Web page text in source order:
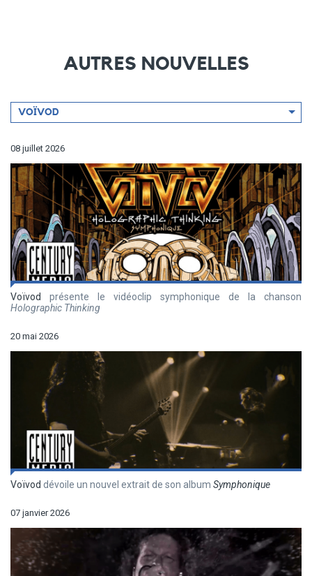
AUTRES NOUVELLES
Filtrer
par
VOÏVOD
08 juillet 2026
Voïvod
présente le vidéoclip symphonique de la chanson
Holographic Thinking
20 mai 2026
Voïvod dévoile un nouvel extrait de son album Symphonique
07 janvier 2026